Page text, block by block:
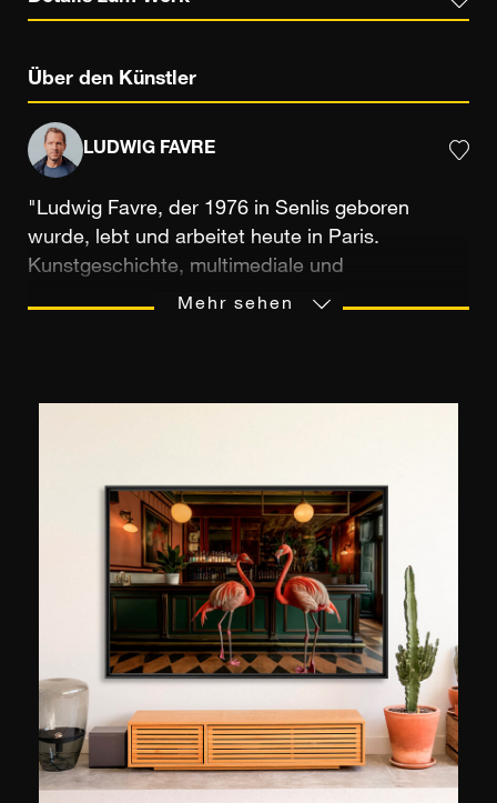
Über den Künstler
LUDWIG FAVRE
"Ludwig Favre, der 1976 in Senlis geboren
wurde, lebt und arbeitet heute in Paris.
Kunstgeschichte, multimediale und
audiovisionelle Studien, als auch die Weitergabe
gerne spontan einfängt. Vor allem die, die
zwischen Frankreich und den Vereinigten
Staaten entstanden sind, wo er sich zu Hause
fühlt. Besonders in New York lässt sich Ludwig
Favre von der atemberaubenden Infrastruktur
der Stadt überraschen, die ihresgleichen sucht.
Wann immer er die Gelegenheit dazu hat,
offenbart er eine Vision, die sowohl dynamisch
als auch gelassen ist. Seine Bilder, die 2015 mit
dem Geo-Preis ausgezeichnet wurden, sind in
Paris, Sydney, Seoul, New York und Los Angeles
Mehr sehen